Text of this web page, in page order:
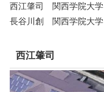
西江肇司 関西学院大学
長谷川創 関西学院大学
西江肇司